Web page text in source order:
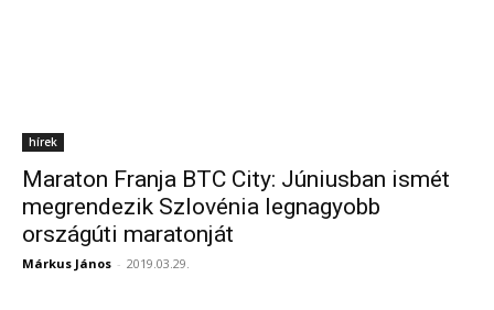
hírek
Maraton Franja BTC City: Júniusban ismét
megrendezik Szlovénia legnagyobb
országúti maratonját
Márkus János - 2019.03.29.